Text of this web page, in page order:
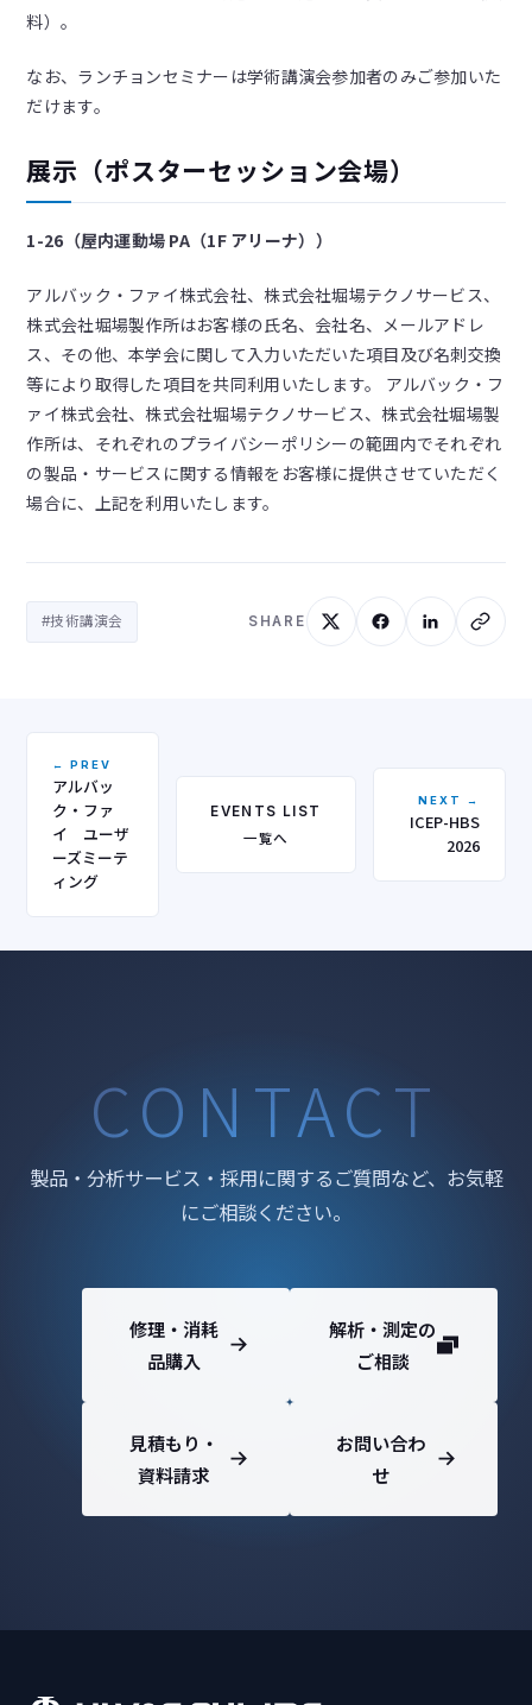
料）。
なお、ランチョンセミナーは学術講演会参加者のみご参加いた
だけます。
展示（ポスターセッション会場）
1-26（屋内運動場 PA（1F アリーナ））
アルバック・ファイ株式会社、株式会社堀場テクノサービス、
株式会社堀場製作所はお客様の氏名、会社名、メールアドレ
ス、その他、本学会に関して入力いただいた項目及び名刺交換
等により取得した項目を共同利用いたします。 アルバック・フ
ァイ株式会社、株式会社堀場テクノサービス、株式会社堀場製
作所は、それぞれのプライバシーポリシーの範囲内でそれぞれ
の製品・サービスに関する情報をお客様に提供させていただく
場合に、上記を利用いたします。
#技術講演会 SHARE
← PREV
アルバッ
ク・ファ
イ ユーザ
ーズミーテ
ィング
EVENTS LIST
一覧へ
NEXT →
ICEP-HBS
2026
CONTACT
製品・分析サービス・採用に関するご質問など、お気軽
にご相談ください。
修理・消耗
品購入
解析・測定の
ご相談
見積もり・
資料請求
お問い合わ
せ